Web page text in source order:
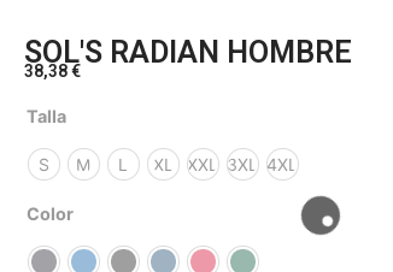
SOL'S RADIAN HOMBRE
38,38€
Talla
S M L XL XXL 3XL 4XL
Color